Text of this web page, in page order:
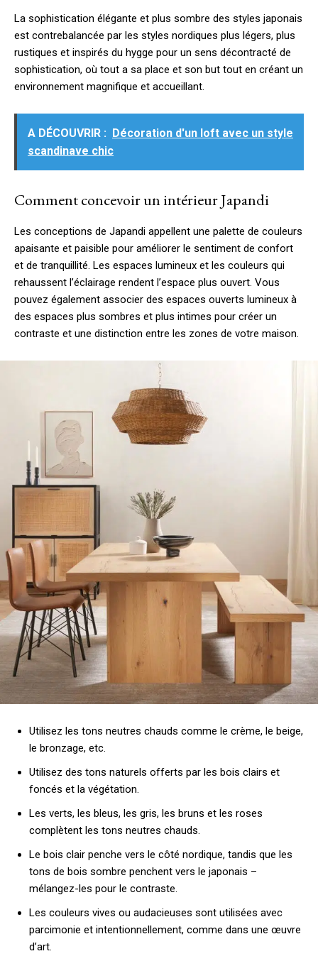
La sophistication élégante et plus sombre des styles japonais
est contrebalancée par les styles nordiques plus légers, plus
rustiques et inspirés du hygge pour un sens décontracté de
sophistication, où tout a sa place et son but tout en créant un
environnement magnifique et accueillant.
A DÉCOUVRIR :
Décoration d'un loft avec un style
scandinave chic
Comment concevoir un intérieur Japandi
Les conceptions de Japandi appellent une palette de couleurs
apaisante et paisible pour améliorer le sentiment de confort
et de tranquillité. Les espaces lumineux et les couleurs qui
rehaussent l’éclairage rendent l’espace plus ouvert. Vous
pouvez également associer des espaces ouverts lumineux à
des espaces plus sombres et plus intimes pour créer un
contraste et une distinction entre les zones de votre maison.
Utilisez les tons neutres chauds comme le crème, le beige,
le bronzage, etc.
Utilisez des tons naturels offerts par les bois clairs et
foncés et la végétation.
Les verts, les bleus, les gris, les bruns et les roses
complètent les tons neutres chauds.
Le bois clair penche vers le côté nordique, tandis que les
tons de bois sombre penchent vers le japonais –
mélangez-les pour le contraste.
Les couleurs vives ou audacieuses sont utilisées avec
parcimonie et intentionnellement, comme dans une œuvre
d’art.